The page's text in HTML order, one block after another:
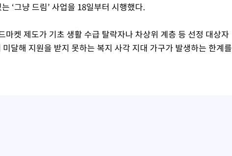
‘그냥 드림’ 사업을 18일부터 시행했다.
마켓 제도가 기초 생활 수급 탈락자나 차상위 계층 등 선정 대상자
달해 지원을 받지 못하는 복지 사각 지대 가구가 발생하는 한계를